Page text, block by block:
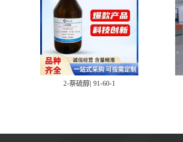
2-萘硫醇| 91-60-1